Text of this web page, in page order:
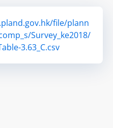
file/plann
Survey_ke2018/
3.63_C.csv